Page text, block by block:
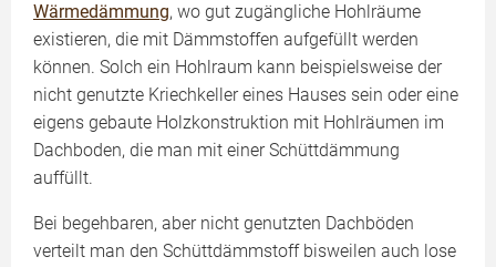
Wärmedämmung, wo gut zugängliche Hohlräume
existieren, die mit Dämmstoffen aufgefüllt werden
können. Solch ein Hohlraum kann beispielsweise der
nicht genutzte Kriechkeller eines Hauses sein oder eine
eigens gebaute Holzkonstruktion mit Hohlräumen im
Dachboden, die man mit einer Schüttdämmung
auffüllt.
Bei begehbaren, aber nicht genutzten Dachböden
verteilt man den Schüttdämmstoff bisweilen auch lose